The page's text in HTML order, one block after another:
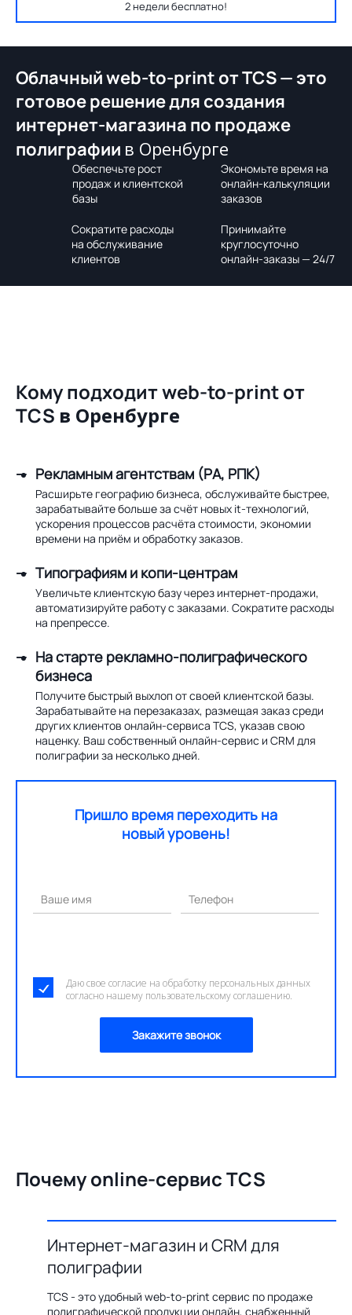
2 недели бесплатно!
Облачный web-to-print от TCS — это
готовое решение для создания
интернет-магазина по продаже
полиграфии в Оренбурге
Обеспечьте рост
продаж и клиентской
базы
Экономьте время на
онлайн-калькуляции
заказов
Сократите расходы
на обслуживание
клиентов
Принимайте
круглосуточно
онлайн-заказы — 24/7
Кому подходит web-to-print от
TCS в Оренбурге
Рекламным агентствам (РА, РПК)
Расширьте географию бизнеса, обслуживайте быстрее,
зарабатывайте больше за счёт новых it-технологий,
ускорения процессов расчёта стоимости, экономии
времени на приём и обработку заказов.
Типографиям и копи-центрам
Увеличьте клиентскую базу через интернет-продажи,
автоматизируйте работу с заказами. Сократите расходы
на препрессе.
На старте рекламно-полиграфического
бизнеса
Получите быстрый выхлоп от своей клиентской базы.
Зарабатывайте на перезаказах, размещая заказ среди
других клиентов онлайн-сервиса TCS, указав свою
наценку. Ваш собственный онлайн-сервис и CRM для
полиграфии за несколько дней.
Пришло время переходить на
новый уровень!
Ваше имя Телефон
Даю свое согласие на обработку персональных данных
согласно нашему пользовательскому соглашению.
Закажите звонок
Почему online-сервис TCS
Интернет-магазин и CRM для
полиграфии
TCS - это удобный web-to-print сервис по продаже
полиграфической продукции онлайн, снабженный